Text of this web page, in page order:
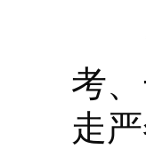
这
考
走